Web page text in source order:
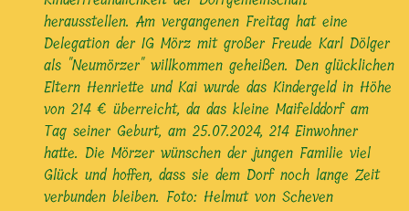
herausstellen. Am vergangenen Freitag hat eine
Delegation der IG Mörz mit großer Freude Karl Dölger
als "Neumörzer" willkommen geheißen. Den glücklichen
Eltern Henriette und Kai wurde das Kindergeld in Höhe
von 214 € überreicht, da das kleine Maifelddorf am
Tag seiner Geburt, am 25.07.2024, 214 Einwohner
hatte. Die Mörzer wünschen der jungen Familie viel
Glück und hoffen, dass sie dem Dorf noch lange Zeit
verbunden bleiben. Foto: Helmut von Scheven